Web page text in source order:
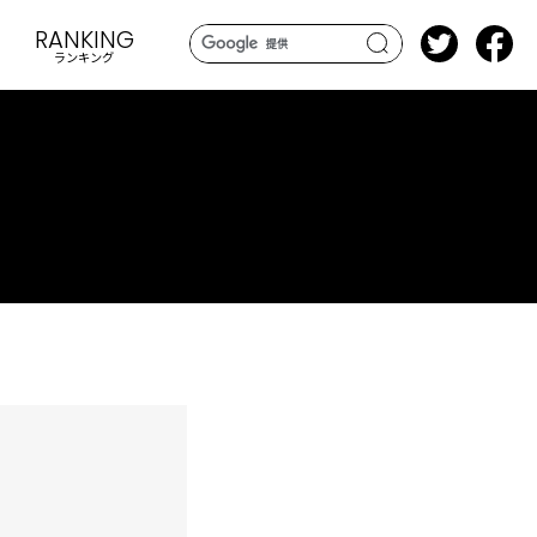
search
RANKING
ランキング